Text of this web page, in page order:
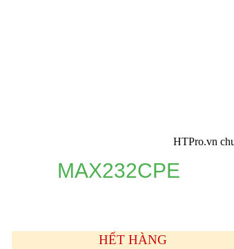
HTPro.vn chuyển
MAX232CPE
HẾT HÀNG